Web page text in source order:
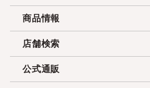
商品情報
店舗検索
公式通販